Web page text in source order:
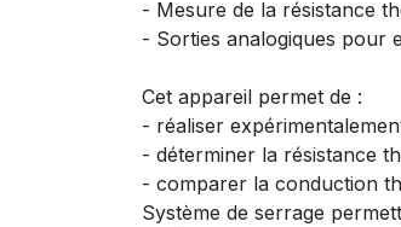
- Mesure de la résistance
- Sorties analogiques pour
Cet appareil permet de :
- réaliser
- déterminer la résistance
- comparer la conduction
Système de serrage